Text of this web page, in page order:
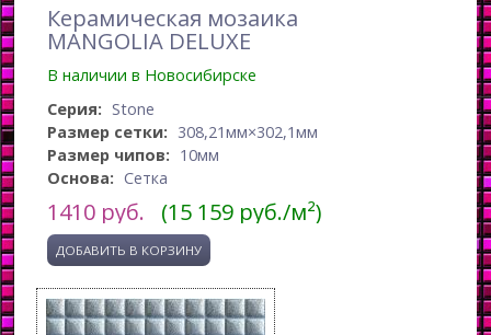
Керамическая мозаика
MANGOLIA DELUXE
В наличии в Новосибирске
Серия: Stone
Размер сетки: 308,21мм×302,1мм
Размер чипов: 10мм
Основа: Сетка
1410 руб. (15 159 руб./м²)